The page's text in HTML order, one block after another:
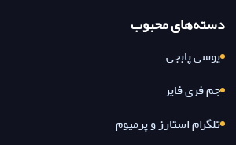
دسته‌های محبوب
یوسی پابجی
جم فری فایر
تلگرام استارز و پرمیوم